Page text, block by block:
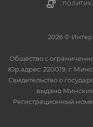
2026 ©
Общество с
Юр.адрес: 220019, г.
Свидетельство о
выдано
Регистрационный